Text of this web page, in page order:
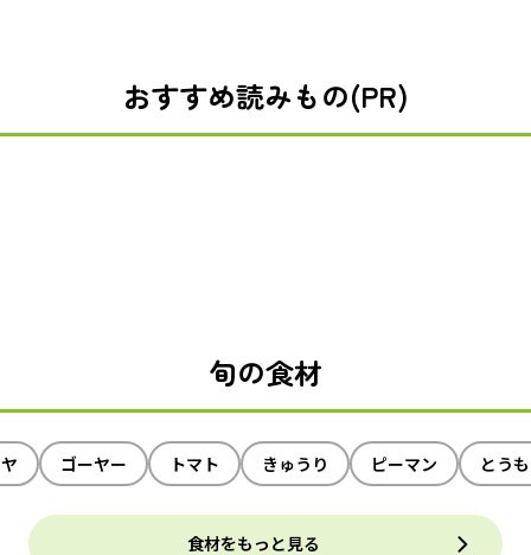
おすすめ読みもの(PR)
旬の食材
ゴーヤー トマト きゅうり ピーマン とう
食材をもっと見る